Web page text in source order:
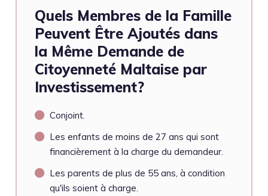
Quels Membres de la Famille
Peuvent Être Ajoutés dans
la Même Demande de
Citoyenneté Maltaise par
Investissement?
Conjoint.
Les enfants de moins de 27 ans qui sont
financièrement à la charge du demandeur.
Les parents de plus de 55 ans, à condition
qu'ils soient à charge.